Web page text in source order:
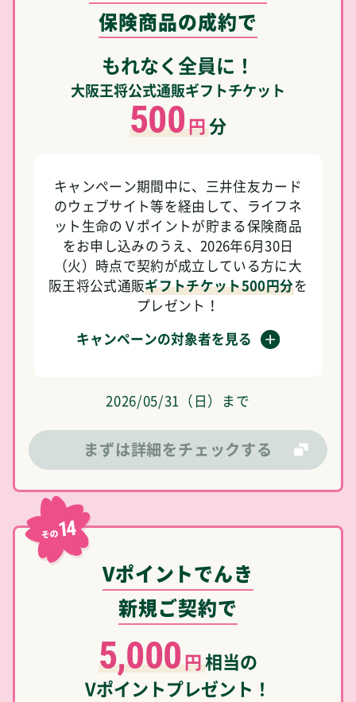
保険商品の成約で
もれなく全員に！
大阪王将公式通販ギフトチケット
500円分
キャンペーン期間中に、三井住友カード
のウェブサイト等を経由して、ライフネ
ット生命のＶポイントが貯まる保険商品
をお申し込みのうえ、2026年6月30日
（火）時点で契約が成立している方に大
阪王将公式通販ギフトチケット500円分を
プレゼント！
キャンペーンの対象者を見る
2026/05/31（日）まで
まずは詳細をチェックする
その14
Vポイントでんき
新規ご契約で
5,000円相当の
Vポイントプレゼント！